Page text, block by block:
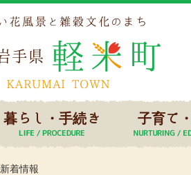
暮らし・手続き 子育て
新着情報